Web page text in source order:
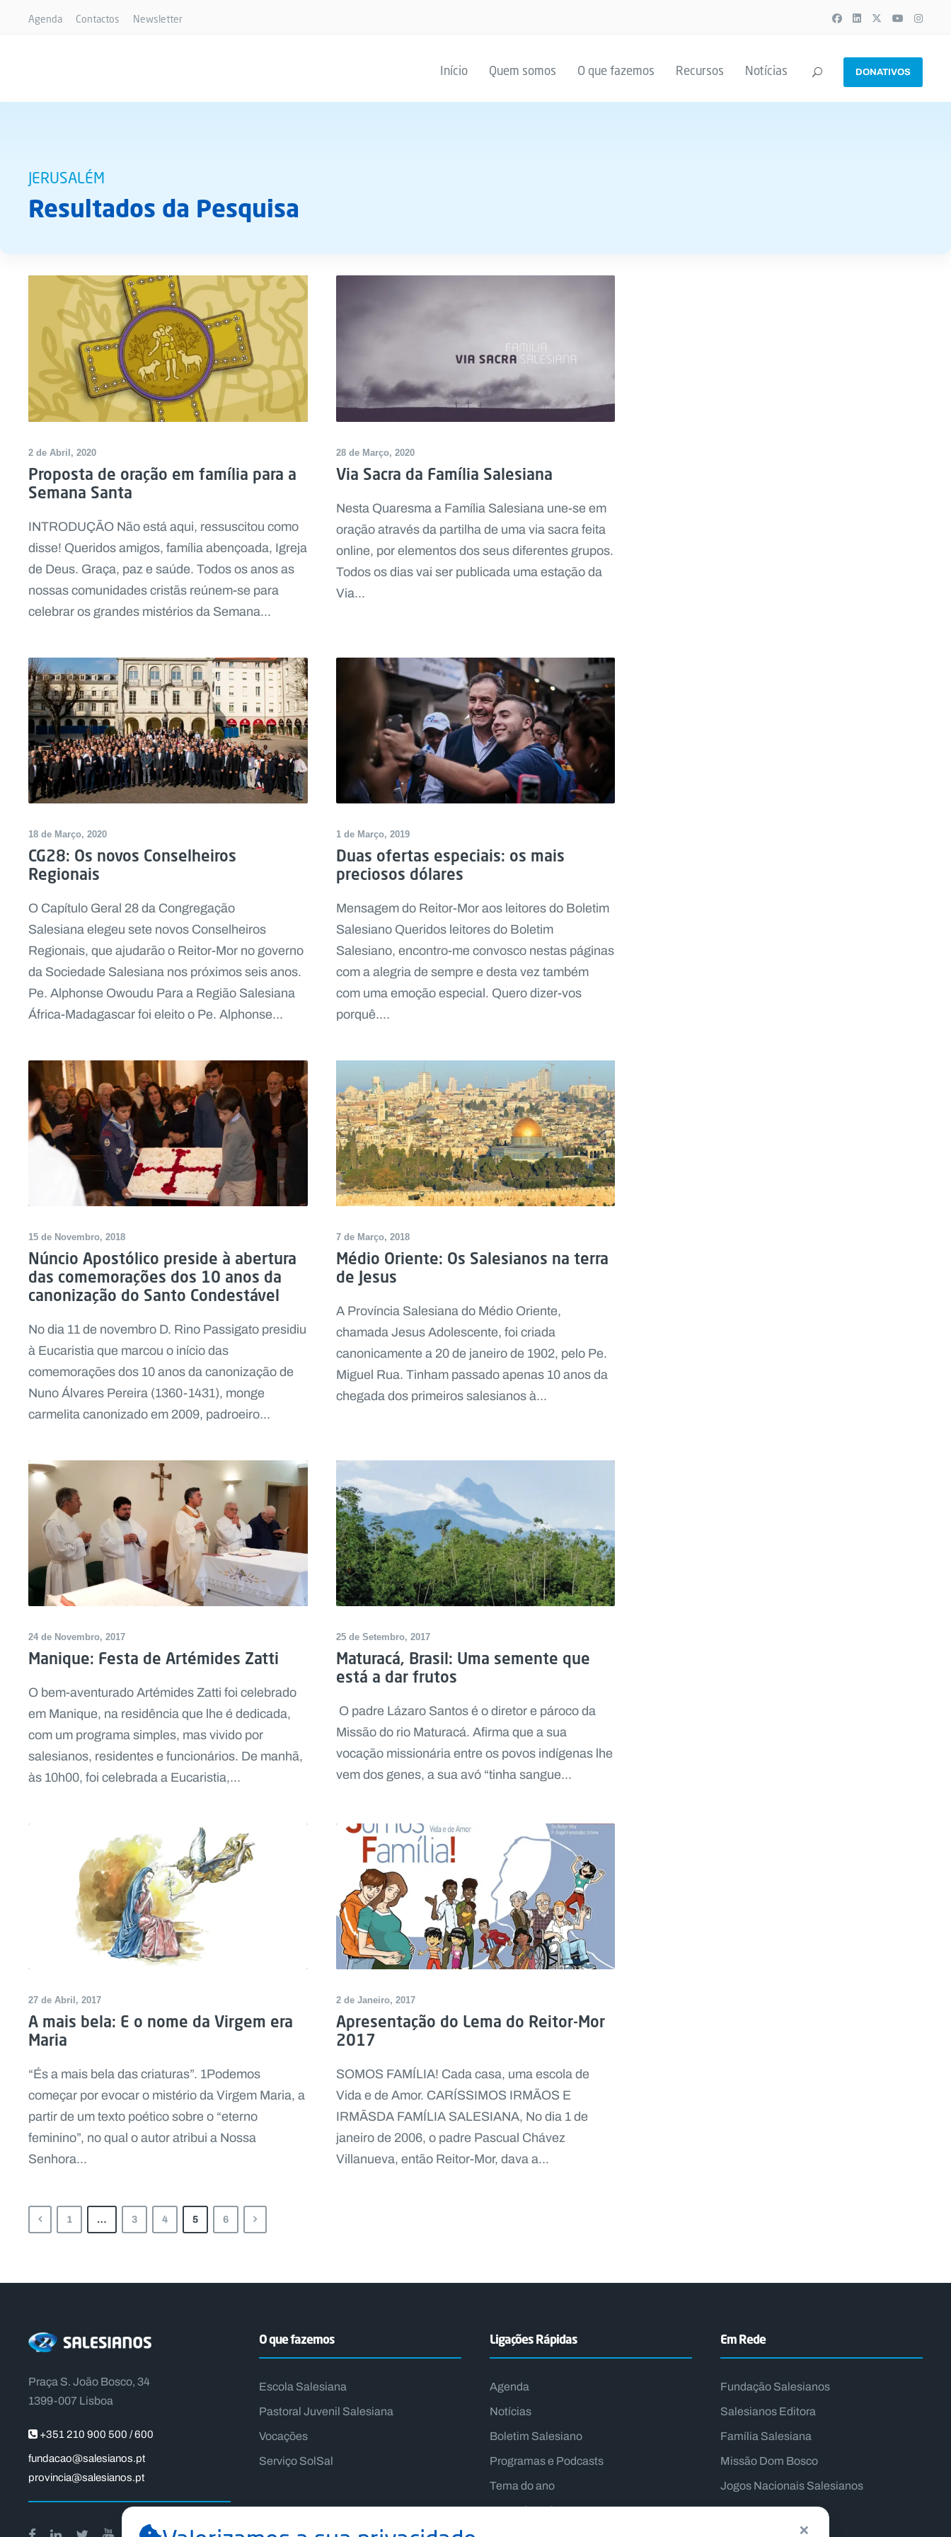
Agenda Contactos Newsletter
Início Quem somos O que fazemos Recursos Notícias DONATIVOS
JERUSALÉM
Resultados da Pesquisa
2 de Abril, 2020
Proposta de oração em família para a
Semana Santa
INTRODUÇÃO Não está aqui, ressuscitou como
disse! Queridos amigos, família abençoada, Igreja
de Deus. Graça, paz e saúde. Todos os anos as
nossas comunidades cristãs reúnem-se para
celebrar os grandes mistérios da Semana...
28 de Março, 2020
Via Sacra da Família Salesiana
Nesta Quaresma a Família Salesiana une-se em
oração através da partilha de uma via sacra feita
online, por elementos dos seus diferentes grupos.
Todos os dias vai ser publicada uma estação da
Via...
18 de Março, 2020
CG28: Os novos Conselheiros
Regionais
O Capítulo Geral 28 da Congregação
Salesiana elegeu sete novos Conselheiros
Regionais, que ajudarão o Reitor-Mor no governo
da Sociedade Salesiana nos próximos seis anos.
Pe. Alphonse Owoudu Para a Região Salesiana
África-Madagascar foi eleito o Pe. Alphonse...
1 de Março, 2019
Duas ofertas especiais: os mais
preciosos dólares
Mensagem do Reitor-Mor aos leitores do Boletim
Salesiano Queridos leitores do Boletim
Salesiano, encontro-me convosco nestas páginas
com a alegria de sempre e desta vez também
com uma emoção especial. Quero dizer-vos
porquê....
15 de Novembro, 2018
Núncio Apostólico preside à abertura
das comemorações dos 10 anos da
canonização do Santo Condestável
No dia 11 de novembro D. Rino Passigato presidiu
à Eucaristia que marcou o início das
comemorações dos 10 anos da canonização de
Nuno Álvares Pereira (1360-1431), monge
carmelita canonizado em 2009, padroeiro...
7 de Março, 2018
Médio Oriente: Os Salesianos na terra
de Jesus
A Província Salesiana do Médio Oriente,
chamada Jesus Adolescente, foi criada
canonicamente a 20 de janeiro de 1902, pelo Pe.
Miguel Rua. Tinham passado apenas 10 anos da
chegada dos primeiros salesianos à...
24 de Novembro, 2017
Manique: Festa de Artémides Zatti
O bem-aventurado Artémides Zatti foi celebrado
em Manique, na residência que lhe é dedicada,
com um programa simples, mas vivido por
salesianos, residentes e funcionários. De manhã,
às 10h00, foi celebrada a Eucaristia,...
25 de Setembro, 2017
Maturacá, Brasil: Uma semente que
está a dar frutos
O padre Lázaro Santos é o diretor e pároco da
Missão do rio Maturacá. Afirma que a sua
vocação missionária entre os povos indígenas lhe
vem dos genes, a sua avó “tinha sangue...
27 de Abril, 2017
A mais bela: E o nome da Virgem era
Maria
“És a mais bela das criaturas”. 1Podemos
começar por evocar o mistério da Virgem Maria, a
partir de um texto poético sobre o “eterno
feminino”, no qual o autor atribui a Nossa
Senhora...
2 de Janeiro, 2017
Apresentação do Lema do Reitor-Mor
2017
SOMOS FAMÍLIA! Cada casa, uma escola de
Vida e de Amor. CARÍSSIMOS IRMÃOS E
IRMÃSDA FAMÍLIA SALESIANA, No dia 1 de
janeiro de 2006, o padre Pascual Chávez
Villanueva, então Reitor-Mor, dava a...
1 … 3 4 5 6
Praça S. João Bosco, 34
1399-007 Lisboa
+351 210 900 500 / 600
fundacao@salesianos.pt
provincia@salesianos.pt
O que fazemos
Escola Salesiana
Pastoral Juvenil Salesiana
Vocações
Serviço SolSal
Ligações Rápidas
Agenda
Notícias
Boletim Salesiano
Programas e Podcasts
Tema do ano
Lema do Reitor-Mor
Em Rede
Fundação Salesianos
Salesianos Editora
Família Salesiana
Missão Dom Bosco
Jogos Nacionais Salesianos
×